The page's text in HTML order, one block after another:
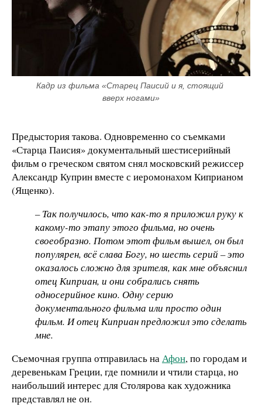
Кадр из фильма «Старец Паисий и я, стоящий
вверх ногами»
Предыстория такова. Одновременно со съемками
«Старца Паисия» документальный шестисерийный
фильм о греческом святом снял московский режиссер
Александр Куприн вместе с иеромонахом Киприаном
(Ященко).
– Так получилось, что как-то я приложил руку к
какому-то этапу этого фильма, но очень
своеобразно. Потом этот фильм вышел, он был
популярен, всё слава Богу, но шесть серий – это
оказалось сложно для зрителя, как мне объяснил
отец Киприан, и они собрались снять
односерийное кино. Одну серию
документального фильма или просто один
фильм. И отец Киприан предложил это сделать
мне.
Съемочная группа отправилась наАфон, по городам и
деревенькам Греции, где помнили и чтили старца, но
наибольший интерес для Столярова как художника
представлял не он.